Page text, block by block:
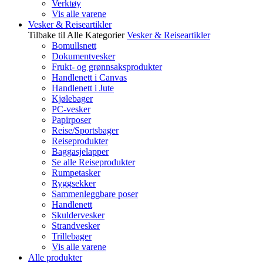
Verktøy
Vis alle varene
Vesker & Reiseartikler
Tilbake til Alle Kategorier Vesker & Reiseartikler
Bomullsnett
Dokumentvesker
Frukt- og grønnsaksprodukter
Handlenett i Canvas
Handlenett i Jute
Kjølebager
PC-vesker
Papirposer
Reise/Sportsbager
Reiseprodukter
Baggasjelapper
Se alle Reiseprodukter
Rumpetasker
Ryggsekker
Sammenleggbare poser
Handlenett
Skuldervesker
Strandvesker
Trillebager
Vis alle varene
Alle produkter